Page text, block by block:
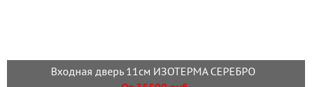
Входная дверь 11см ИЗОТЕРМА СЕРЕБРО